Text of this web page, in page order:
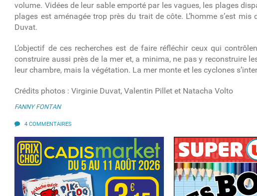
volume. Vidées de leur sable emporté par les vagues, les plages
plages est aménagée trop près du trait de côte. L’homme s’est
Duvat.
L’objectif de ces recherches est de faire réfléchir ceux qui
construire aussi près de la mer et, a minima, ne pas y reconstruire
leur chambre, mais la végétation. La mer monte et les cyclones
Crédits photos : Virginie Duvat, Valentin Pillet et Natacha Volto
FANNY FONTAN
4 COMMENTAIRES